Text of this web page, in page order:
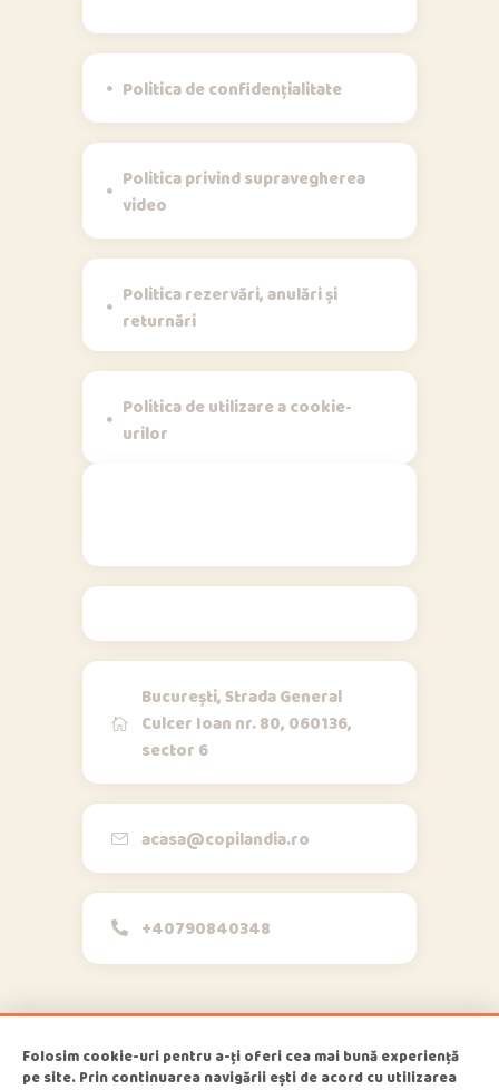
Politica de confidențialitate
Politica privind supravegherea
video
Politica rezervări, anulări și
returnări
Politica de utilizare a cookie-
urilor
București, Strada General
Culcer Ioan nr. 80, 060136,
sector 6
acasa@copilandia.ro
+40790840348
Folosim cookie-uri pentru a-ți oferi cea mai bună experiență
pe site. Prin continuarea navigării ești de acord cu utilizarea
Bună!